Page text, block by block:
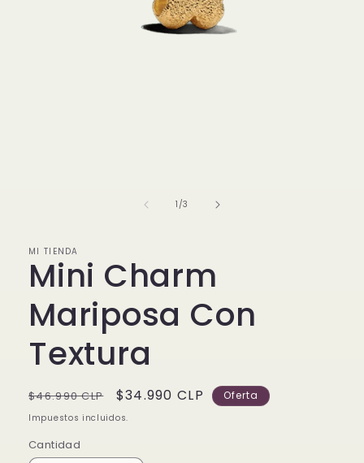
1 /de
3
MI TIENDA
Mini Charm
Mariposa Con
Textura
Precio
habitual
$46.990 CLP
Precio
de
$34.990 CLP Oferta
Impuestos incluidos.
Cantidad